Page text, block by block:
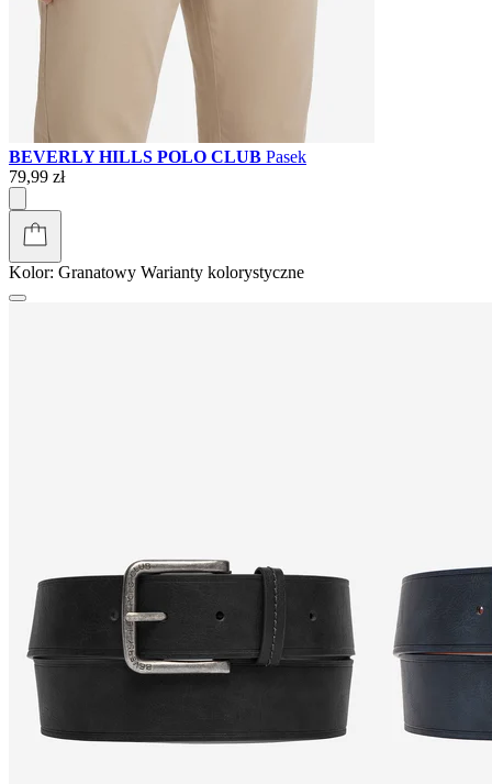
BEVERLY HILLS POLO CLUB Pasek
79,99 zł
Kolor: Granatowy Warianty kolorystyczne